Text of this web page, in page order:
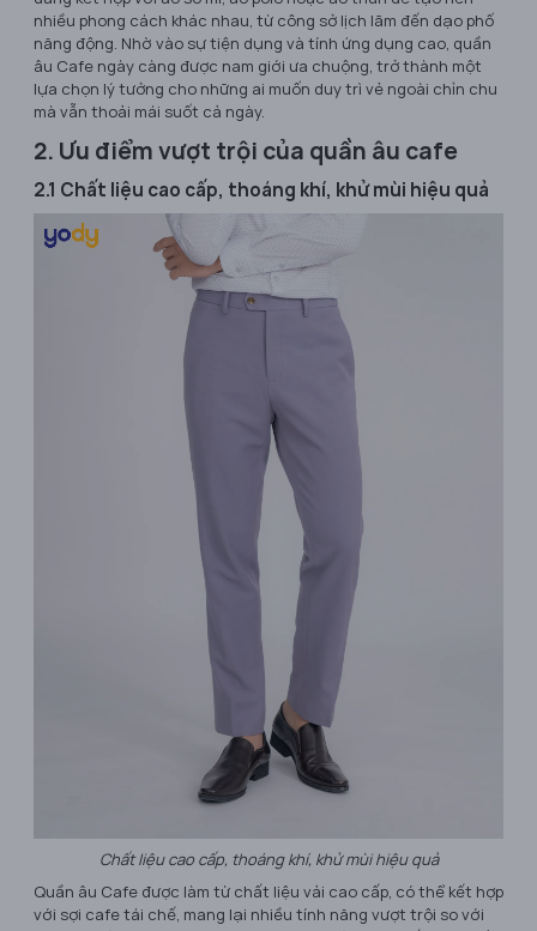
nhiều phong cách khác nhau, từ công sở lịch lãm đến dạo phố
năng động. Nhờ vào sự tiện dụng và tính ứng dụng cao, quần
âu Cafe ngày càng được nam giới ưa chuộng, trở thành một
lựa chọn lý tưởng cho những ai muốn duy trì vẻ ngoài chỉn chu
mà vẫn thoải mái suốt cả ngày.
2. Ưu điểm vượt trội của quần âu cafe
2.1 Chất liệu cao cấp, thoáng khí, khử mùi hiệu quả
Chất liệu cao cấp, thoáng khí, khử mùi hiệu quả
Quần âu Cafe được làm từ chất liệu vải cao cấp, có thể kết hợp
với sợi cafe tái chế, mang lại nhiều tính năng vượt trội so với